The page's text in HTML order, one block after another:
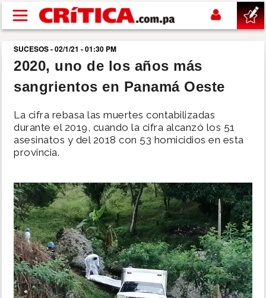
Pasar al contenido principal
buscar
SUCESOS
NACIONAL
POLÍTICA
SHOW
DEPORTES
MUNDO
INSÓLITAS
SUCESOS - 02/1/21 - 01:30 PM
2020, uno de los años más
sangrientos en Panamá Oeste
La cifra rebasa las muertes contabilizadas
durante el 2019, cuando la cifra alcanzó los 51
asesinatos y del 2018 con 53 homicidios en esta
provincia.